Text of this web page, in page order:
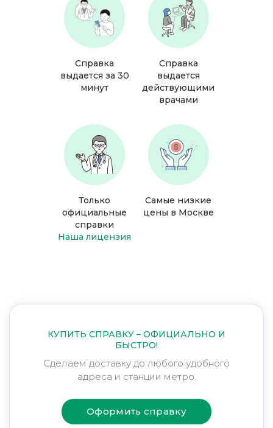
Справка
выдается за 30
минут
Справка
выдается
действующими
врачами
Только
официальные
справки
Наша лицензия
Самые низкие
цены в Москве
КУПИТЬ СПРАВКУ – ОФИЦИАЛЬНО И
БЫСТРО!
Сделаем доставку до любого удобного
адреса и станции метро.
Оформить справку